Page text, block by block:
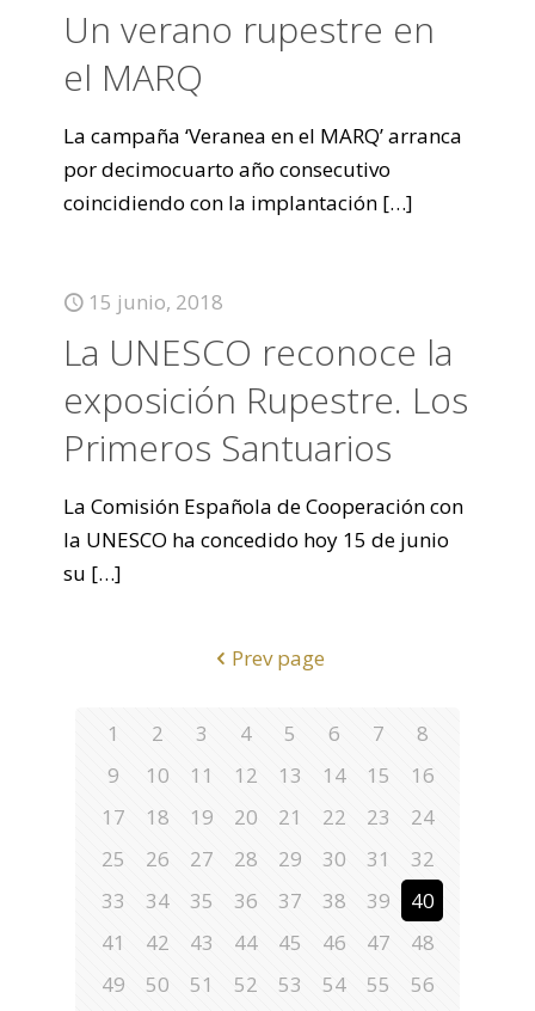
Un verano rupestre en
el MARQ
La campaña ‘Veranea en el MARQ’ arranca
por decimocuarto año consecutivo
coincidiendo con la implantación […]
15 junio, 2018
La UNESCO reconoce la
exposición Rupestre. Los
Primeros Santuarios
La Comisión Española de Cooperación con
la UNESCO ha concedido hoy 15 de junio
su […]
Prev page
1 2 3 4 5 6 7
8
9
10 11 12 13 14 15
16
17
18 19 20 21 22 23
24
25
26 27 28 29 30 31
32
33
34 35 36 37 38 39
40
41
42 43 44 45 46 47
48
49
50 51 52 53 54 55
56